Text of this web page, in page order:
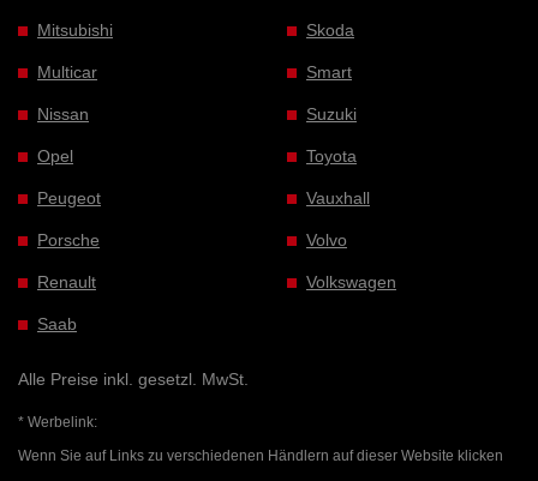
Mitsubishi
Multicar
Nissan
Opel
Peugeot
Porsche
Renault
Saab
Skoda
Smart
Suzuki
Toyota
Vauxhall
Volvo
Volkswagen
Alle Preise inkl. gesetzl. MwSt.
* Werbelink:
Wenn Sie auf Links zu verschiedenen Händlern auf dieser Website klicken